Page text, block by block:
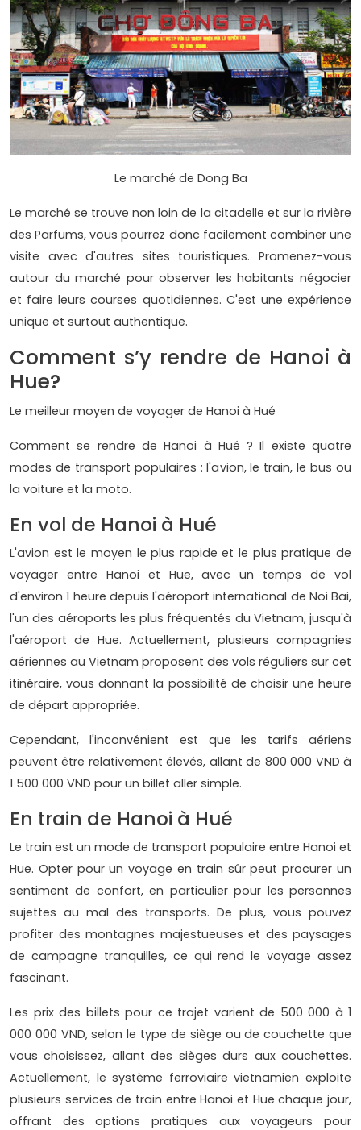
Le marché de Dong Ba
Le marché se trouve non loin de la citadelle et sur la rivière
des Parfums, vous pourrez donc facilement combiner une
visite avec d'autres sites touristiques. Promenez-vous
autour du marché pour observer les habitants négocier
et faire leurs courses quotidiennes. C'est une expérience
unique et surtout authentique.
Comment s’y rendre de Hanoi à
Hue?
Le meilleur moyen de voyager de Hanoi à Hué
Comment se rendre de Hanoi à Hué ? Il existe quatre
modes de transport populaires : l'avion, le train, le bus ou
la voiture et la moto.
En vol de Hanoi à Hué
L'avion est le moyen le plus rapide et le plus pratique de
voyager entre Hanoi et Hue, avec un temps de vol
d'environ 1 heure depuis l'aéroport international de Noi Bai,
l'un des aéroports les plus fréquentés du Vietnam, jusqu'à
l'aéroport de Hue. Actuellement, plusieurs compagnies
aériennes au Vietnam proposent des vols réguliers sur cet
itinéraire, vous donnant la possibilité de choisir une heure
de départ appropriée.
Cependant, l'inconvénient est que les tarifs aériens
peuvent être relativement élevés, allant de 800 000 VND à
1 500 000 VND pour un billet aller simple.
En train de Hanoi à Hué
Le train est un mode de transport populaire entre Hanoi et
Hue. Opter pour un voyage en train sûr peut procurer un
sentiment de confort, en particulier pour les personnes
sujettes au mal des transports. De plus, vous pouvez
profiter des montagnes majestueuses et des paysages
de campagne tranquilles, ce qui rend le voyage assez
fascinant.
Les prix des billets pour ce trajet varient de 500 000 à 1
000 000 VND, selon le type de siège ou de couchette que
vous choisissez, allant des sièges durs aux couchettes.
Actuellement, le système ferroviaire vietnamien exploite
plusieurs services de train entre Hanoi et Hue chaque jour,
offrant des options pratiques aux voyageurs pour